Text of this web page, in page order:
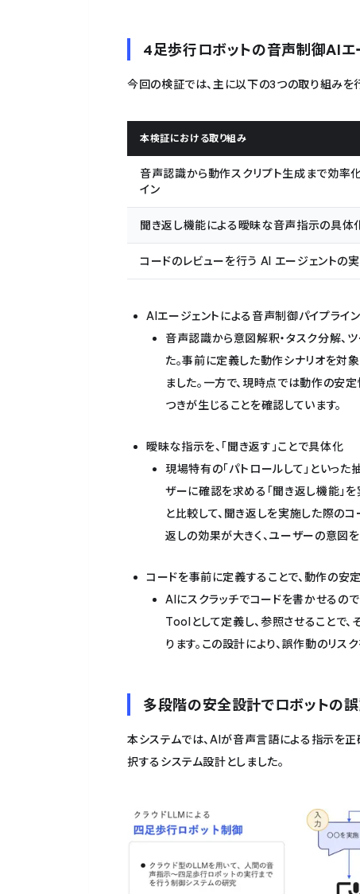
4足歩行ロボットの音声制御AI
今回の検証では、主に以下の3つの取り組みを
本検証における取り組み
音声認識から動作スクリプト生成まで効率
イン
聞き返し機能による曖昧な音声指示の具体
コードのレビューを行う AI エージェントの
AIエージェントによる音声制御パイプライ
音声認識から意図解釈・タスク分解、
た。事前に定義した動作シナリオを対
ました。一方で、現時点では動作の安
つきが生じることを確認しています。
曖昧な指示を、「聞き返す」ことで具体化
現場特有の「パトロールして」といっ
ザーに確認を求める「聞き返し機能」
と比較して、聞き返しを実施した際の
返しの効果が大きく、ユーザーの意図
コードを事前に定義することで、動作の安
AIにスクラッチでコードを書かせるので
Toolとして定義し、参照させることで
ります。この設計により、誤作動のリス
多段階の安全設計でロボットの
本システムでは、AIが音声言語による指示を
択するシステム設計としました。